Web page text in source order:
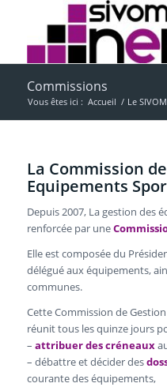
Commissions
Vous êtes ici : Accueil / Le SIVOM
La Commission
Equipements
Depuis 2007, La gestion des
renforcée par une
Elle est composée du
délégué aux équipements,
communes.
Cette Commission de
réunit tous les quinze jours
– attribuer des créneaux
– débattre et décider des
courante des équipements,